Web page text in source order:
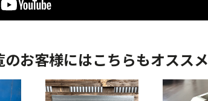
のお客様にはこちらもオススメ